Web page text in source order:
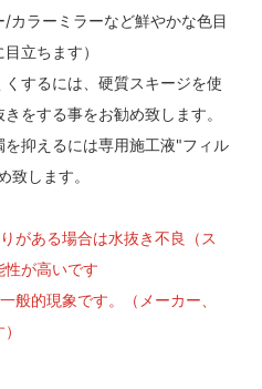
/カラーミラーなど鮮やかな色目
立ちます）
するには、硬質スキージを使
をする事をお勧め致します。
抑えるには専用施工液"フィル
致します。
がある場合は水抜き不良（ス
性が高いです
般的現象です。（メーカー、